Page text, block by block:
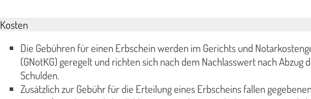
Kosten
Die Gebühren für einen Erbschein werden im Gerichts und
(GNotKG) geregelt und richten sich nach dem Nachlasswert nach Abzug
Schulden.
Zusätzlich zur Gebühr für die Erteilung eines Erbscheins fallen